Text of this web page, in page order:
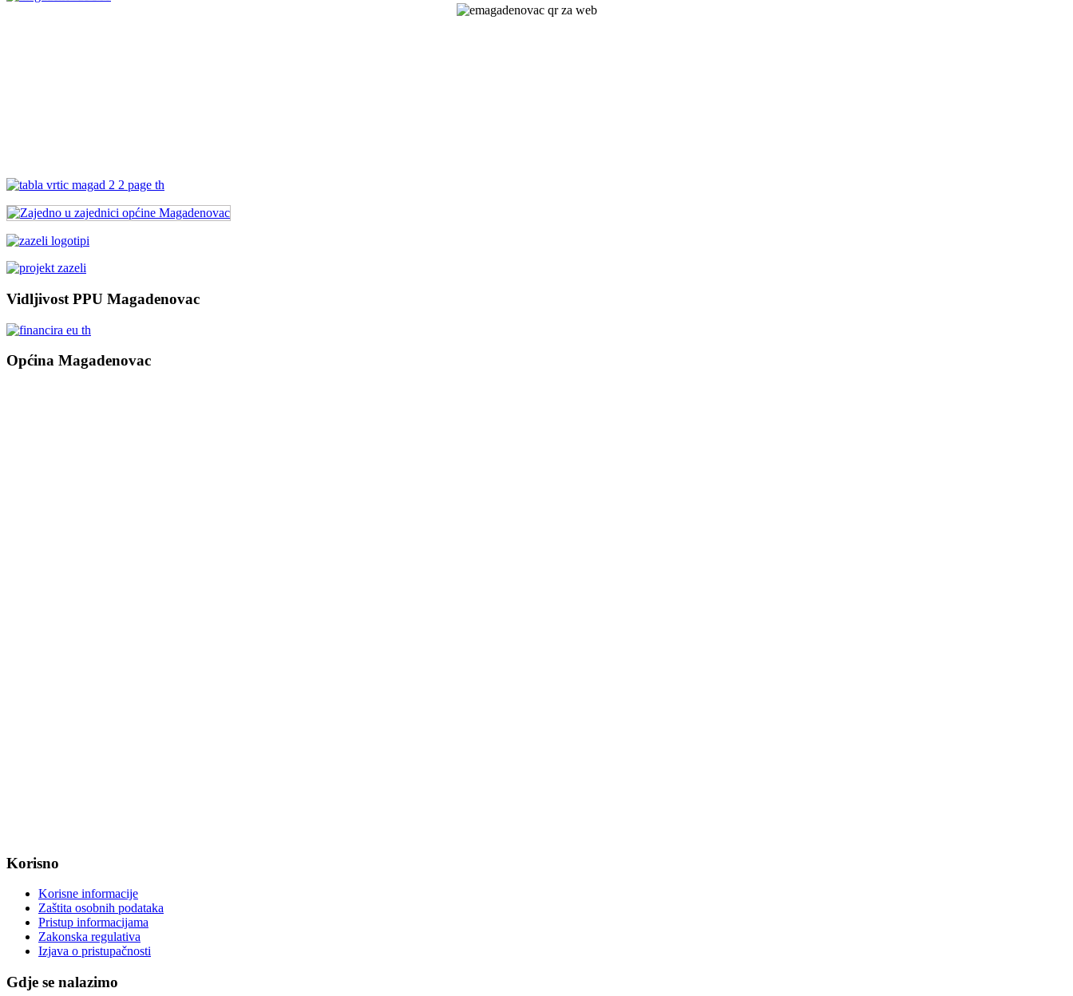
Vidljivost PPU Magadenovac
Općina Magadenovac
Korisno
Korisne informacije
Zaštita osobnih podataka
Pristup informacijama
Zakonska regulativa
Izjava o pristupačnosti
Gdje se nalazimo